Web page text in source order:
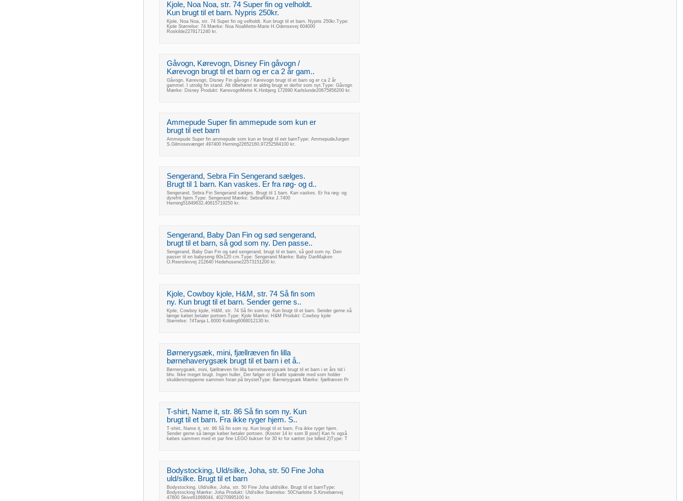
Kjole, Noa Noa, str. 74 Super fin og velholdt.
Kun brugt til et barn. Nypris 250kr.
Kjole, Noa Noa, str. 74 Super fin og velholdt. Kun brugt til et barn. Nypris 250kr.Type:
Kjole Størrelse: 74 Mærke: Noa NoaMette-Marie H.Odensevej 604000
Roskilde2278171240 kr.
Gåvogn, Kørevogn, Disney Fin gåvogn /
Kørevogn brugt til et barn og er ca 2 år gam..
Gåvogn, Kørevogn, Disney Fin gåvogn / Kørevogn brugt til et barn og er ca 2 år
gammel. I utrolig fin stand. Alt tilbehøret er aldrig brugt er derfor som nyt.Type: Gåvogn
Mærke: Disney Produkt: KørevognMette K.Hinbjerg 172690 Karlslunde20675956200 kr.
Ammepude Super fin ammepude som kun er
brugt til eet barn
Ammepude Super fin ammepude som kun er brugt til eet barnType: AmmepudeJurgen
S.Gilmosevænget 497400 Herning22652160,97252584100 kr.
Sengerand, Sebra Fin Sengerand sælges.
Brugt til 1 barn. Kan vaskes. Er fra røg- og d..
Sengerand, Sebra Fin Sengerand sælges. Brugt til 1 barn. Kan vaskes. Er fra røg- og
dyrefrit hjem.Type: Sengerand Mærke: SebraRikke J.7400
Herning51849632,40615719250 kr.
Sengerand, Baby Dan Fin og sød sengerand,
brugt til et barn, så god som ny. Den passe..
Sengerand, Baby Dan Fin og sød sengerand, brugt til et barn, så god som ny. Den
passer til en babyseng 60x120 cm.Type: Sengerand Mærke: Baby DanMajken
O.Reerslevvej 212640 Hedehusene22573151200 kr.
Kjole, Cowboy kjole, H&M, str. 74 Så fin som
ny. Kun brugt til et barn. Sender gerne s..
Kjole, Cowboy kjole, H&M, str. 74 Så fin som ny. Kun brugt til et barn. Sender gerne så
længe købet betaler portoen.Type: Kjole Mærke: H&M Produkt: Cowboy kjole
Størrelse: 74Tanja L.6000 Kolding6068012130 kr.
Børnerygsæk, mini, fjællræven fin lilla
børnehaverygsæk brugt til et barn i et å..
Børnerygsæk, mini, fjællræven fin lilla børnehaverygsæk brugt til et barn i et års tid i
bhv. Ikke meget brugt. Ingen huller. Der følger et til købt spænde med som holder
skulderstropperne sammen foran på brystetType: Børnerygsæk Mærke: fjællræven Pr
T-shirt, Name it, str. 86 Så fin som ny. Kun
brugt til et barn. Fra ikke ryger hjem. S..
T-shirt, Name it, str. 86 Så fin som ny. Kun brugt til et barn. Fra ikke ryger hjem.
Sender gerne så længe køber betaler portoen. (Koster 14 kr som B post) Kan fx også
købes sammen med et par fine LEGO bukser for 30 kr for sættet (se billed 2)Type: T
Bodystocking, Uld/silke, Joha, str. 50 Fine Joha
uld/silke. Brugt til et barn
Bodystocking, Uld/silke, Joha, str. 50 Fine Joha uld/silke. Brugt til et barnType:
Bodystocking Mærke: Joha Produkt: Uld/silke Størrelse: 50Charlotte S.Kirsebærvej
47800 Skive61668044, 40270995100 kr.